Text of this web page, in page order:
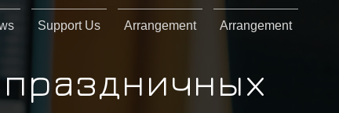
Support Us Arrangement Arrangement